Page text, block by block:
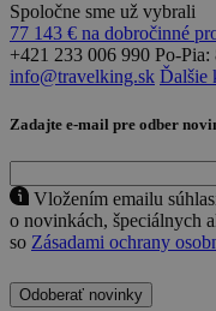
Spoločne sme už vybrali
77 143 € na dobročinné
+421 233 006 990 Po-Pia:
info@travelking.sk Ďalšie
Zadajte e-mail pre odber
Vložením emailu
o novinkách, špeciálnych
so Zásadami ochrany
Odoberať novinky